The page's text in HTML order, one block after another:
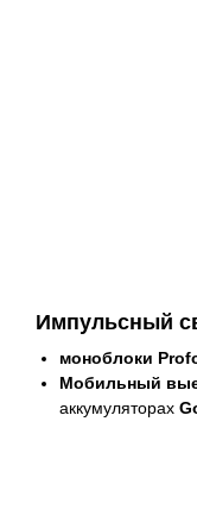
Импульсный
моноблоки
Мобильный
аккумуляторах